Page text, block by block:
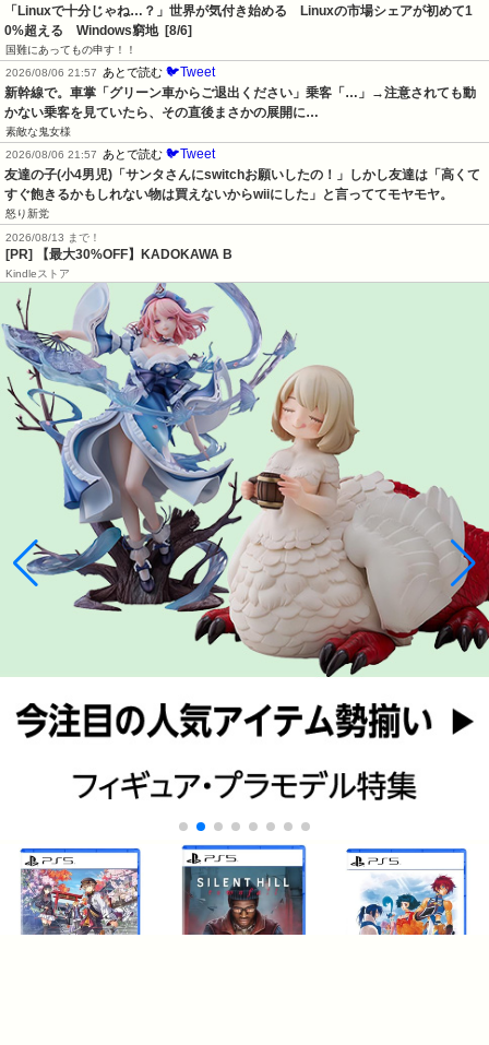
「Linuxで十分じゃね…？」世界が気付き始める　Linuxの市場シェアが初めて1
0%超える　Windows窮地  [8/6]
国難にあってもの申す！！
2026/08/06 21:57 あとで読む 🐦Tweet
新幹線で。車掌「グリーン車からご退出ください」乗客「…」→注意されても動
かない乗客を見ていたら、その直後まさかの展開に…
素敵な鬼女様
2026/08/06 21:57 あとで読む 🐦Tweet
友達の子(小4男児)「サンタさんにswitchお願いしたの！」しかし友達は「高くて
すぐ飽きるかもしれない物は買えないからwiiにした」と言っててモヤモヤ。
怒り新党
2026/08/13 まで！
[PR] 【最大30%OFF】KADOKAWA B
Kindleストア